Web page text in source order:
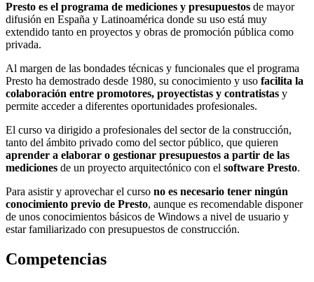
Presto es el programa de mediciones y presupuestos de mayor
difusión en España y Latinoamérica donde su uso está muy
extendido tanto en proyectos y obras de promoción pública como
privada.
Al margen de las bondades técnicas y funcionales que el programa
Presto ha demostrado desde 1980, su conocimiento y uso facilita la
colaboración entre promotores, proyectistas y contratistas y
permite acceder a diferentes oportunidades profesionales.
El curso va dirigido a profesionales del sector de la construcción,
tanto del ámbito privado como del sector público, que quieren
aprender a elaborar o gestionar presupuestos a partir de las
mediciones de un proyecto arquitectónico con el software Presto.
Para asistir y aprovechar el curso no es necesario tener ningún
conocimiento previo de Presto, aunque es recomendable disponer
de unos conocimientos básicos de Windows a nivel de usuario y
estar familiarizado con presupuestos de construcción.
Competencias